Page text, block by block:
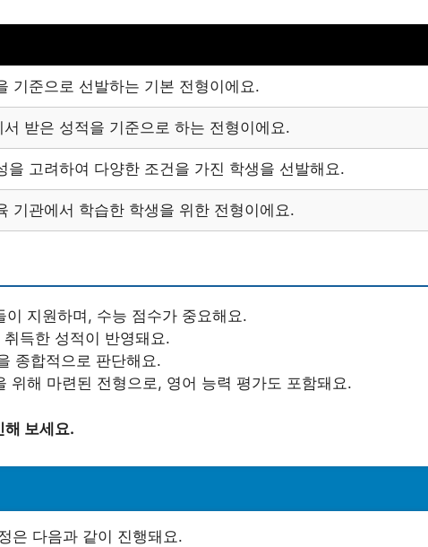
기준으로 선발하는 기본 전형이에요.
서 받은 성적을 기준으로 하는 전형이에요.
을 고려하여 다양한 조건을 가진 학생을 선발해요.
기관에서 학습한 학생을 위한 전형이에요.
이 지원하며, 수능 점수가 중요해요.
득한 성적이 반영돼요.
종합적으로 판단해요.
위해 마련된 전형으로, 영어 능력 평가도 포함돼요.
해 보세요.
은 다음과 같이 진행돼요.